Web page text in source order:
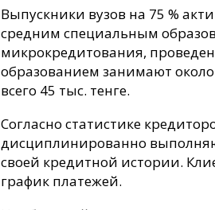
Выпускники вузов на 75 %
средним специальным
микрокредитования,
образованием занимают около
всего 45 тыс. тенге.
Согласно статистике
дисциплинированно
своей кредитной истории.
график платежей.